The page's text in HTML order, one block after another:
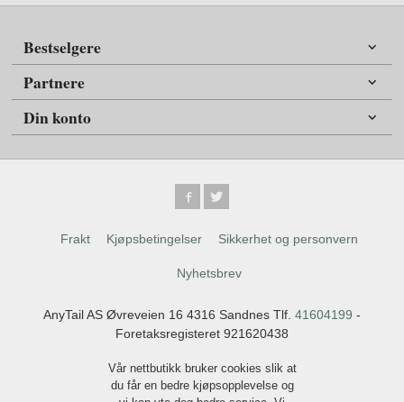
Bestselgere
Partnere
Din konto
Frakt Kjøpsbetingelser Sikkerhet og personvern
Nyhetsbrev
AnyTail AS Øvreveien 16 4316 Sandnes Tlf. 41604199 -
Foretaksregisteret 921620438
Vår nettbutikk bruker cookies slik at
du får en bedre kjøpsopplevelse og